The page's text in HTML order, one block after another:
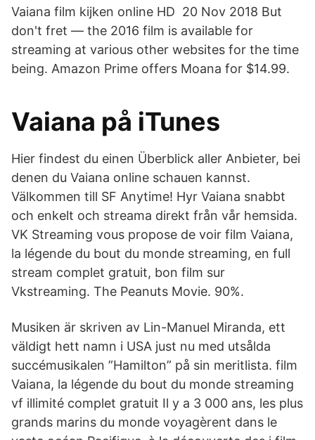
Vaiana film kijken online HD 20 Nov 2018 But
don't fret — the 2016 film is available for
streaming at various other websites for the time
being. Amazon Prime offers Moana for $14.99.
‎Vaiana på iTunes
Hier findest du einen Überblick aller Anbieter, bei
denen du Vaiana online schauen kannst.
Välkommen till SF Anytime! Hyr Vaiana snabbt
och enkelt och streama direkt från vår hemsida.
VK Streaming vous propose de voir film Vaiana,
la légende du bout du monde streaming, en full
stream complet gratuit, bon film sur
Vkstreaming. The Peanuts Movie. 90%.
Musiken är skriven av Lin-Manuel Miranda, ett
väldigt hett namn i USA just nu med utsålda
succémusikalen ”Hamilton” på sin meritlista. film
Vaiana, la légende du bout du monde streaming
vf illimité complet gratuit Il y a 3 000 ans, les plus
grands marins du monde voyagèrent dans le